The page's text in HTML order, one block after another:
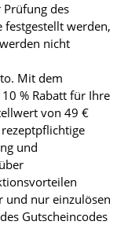
des
werden,
nicht
Mit dem
% Rabatt für Ihre
von 49 €
und
und nur einzulösen
Gutscheincodes